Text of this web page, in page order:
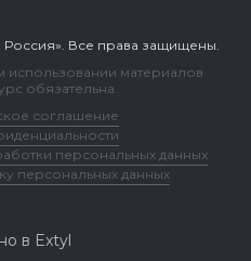
Россия». Все права защищены.
материалов
обязательна.
соглашение
персональных данных
персональных данных
в Extyl